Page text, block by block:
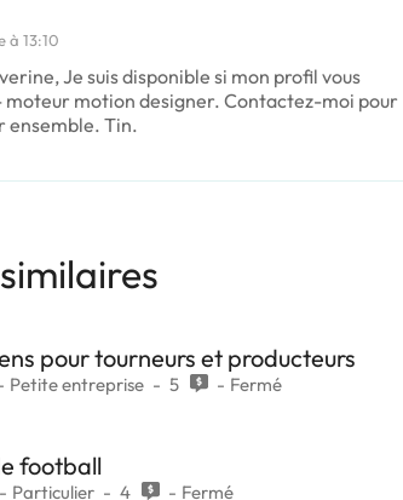
à 13:10
Je suis disponible si mon profil vous
moteur motion designer. Contactez-moi pour
ensemble. Tin.
pour tourneurs et producteurs
Petite entreprise 5 Fermé
football
Particulier 4 Fermé